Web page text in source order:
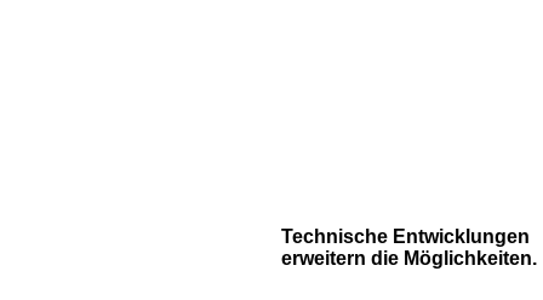
Technische Entwicklungen
erweitern die Möglichkeiten.